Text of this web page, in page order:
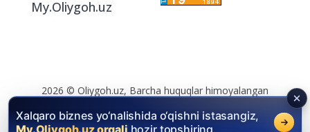
My.Oliygoh.uz
2026 © Oliygoh.uz, Barcha huquqlar himoyalangan
Reklama/Foydalanish shartlari
Xalqaro biznes yo‘nalishida o‘qishni istasangiz,
My.Oliygoh.uz orqali hozir topshiring.